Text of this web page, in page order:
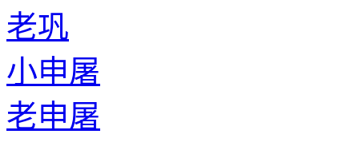
老巩
小申屠
老申屠